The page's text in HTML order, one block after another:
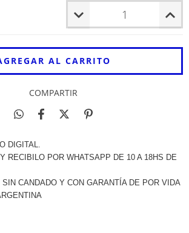
COMPARTIR
DIGITAL.
RECIBILO POR WHATSAPP DE 10 A 18HS DE
CANDADO Y CON GARANTÍA DE POR VIDA